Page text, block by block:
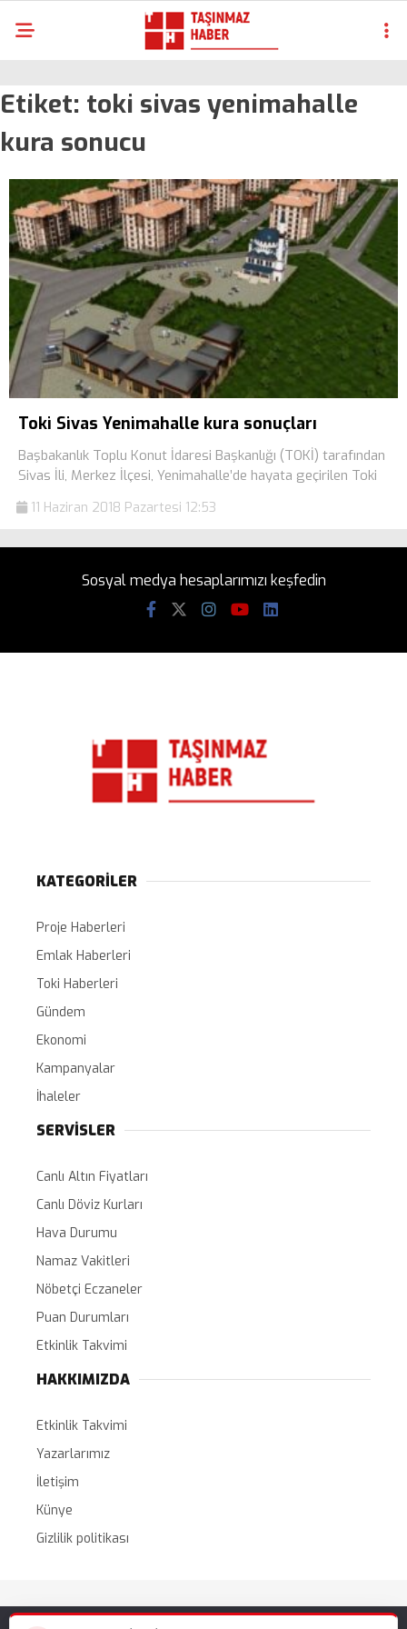
Etiket: toki sivas yenimahalle
kura sonucu
Toki Sivas Yenimahalle kura sonuçları
Başbakanlık Toplu Konut İdaresi Başkanlığı (TOKİ) tarafından
Sivas İli, Merkez İlçesi, Yenimahalle’de hayata geçirilen Toki
11 Haziran 2018 Pazartesi 12:53
Sosyal medya hesaplarımızı keşfedin
KATEGORİLER
Proje Haberleri
Emlak Haberleri
Toki Haberleri
Gündem
Ekonomi
Kampanyalar
İhaleler
SERVİSLER
Canlı Altın Fiyatları
Canlı Döviz Kurları
Hava Durumu
Namaz Vakitleri
Nöbetçi Eczaneler
Puan Durumları
Etkinlik Takvimi
HAKKIMIZDA
Etkinlik Takvimi
Yazarlarımız
İletişim
Künye
Gizlilik politikası
Tüm Hakları Saklıdır. |WordPress Haber Teması